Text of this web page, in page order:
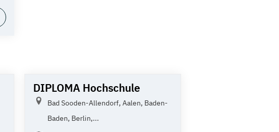
DIPLOMA Hochschule
Bad Sooden-Allendorf, Aalen, Baden-
Baden, Berlin,...